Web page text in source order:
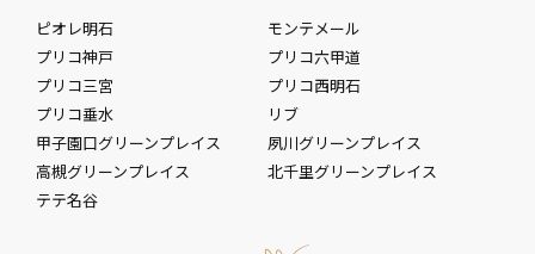
ピオレ明石
モンテメール
プリコ神戸
プリコ六甲道
プリコ三宮
プリコ西明石
プリコ垂水
リブ
甲子園口グリーンプレイス
夙川グリーンプレイス
高槻グリーンプレイス
北千里グリーンプレイス
テテ名谷